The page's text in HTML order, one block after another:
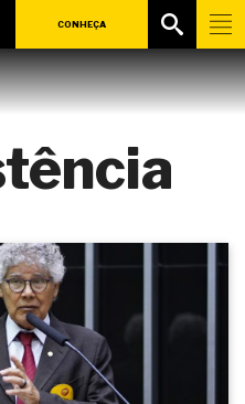
CONHEÇA